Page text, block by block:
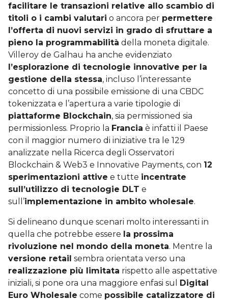
facilitare le transazioni relative allo scambio di
titoli o i cambi valutari o ancora per permettere
l’offerta di nuovi servizi in grado di sfruttare a
pieno la programmabilità della moneta digitale.
Villeroy de Galhau ha anche evidenziato
l’esplorazione di tecnologie innovative per la
gestione della stessa, incluso l’interessante
concetto di una possibile emissione di una CBDC
tokenizzata e l’apertura a varie tipologie di
piattaforme Blockchain, sia permissioned sia
permissionless. Proprio la Francia è infatti il Paese
con il maggior numero di iniziative tra le 129
analizzate nella Ricerca degli Osservatori
Blockchain & Web3 e Innovative Payments, con 12
sperimentazioni attive e tutte incentrate
sull’utilizzo di tecnologie DLT e
sull’implementazione in ambito wholesale.
Si delineano dunque scenari molto interessanti in
quella che potrebbe essere la prossima
rivoluzione nel mondo della moneta. Mentre la
versione retail sembra orientata verso una
realizzazione più limitata rispetto alle aspettative
iniziali, si pone ora una maggiore enfasi sul Digital
Euro Wholesale come possibile catalizzatore di